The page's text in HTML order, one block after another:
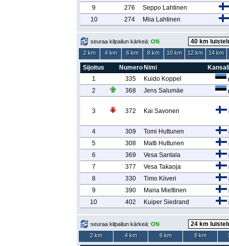
9
276
Seppo Lahtinen
10
274 Miia Lahtinen
seuraa kilpailun kärkeä: ON
2 km
4 km 6 km 8 km 10 km 12 km 14 km
Sijoitus Numero Nimi
1
335 Kuido Koppel
2 368 Jens Salumäe
3 372 Kai Savonen
4 309 Tomi Huttunen
5 308 Matti Huttunen
6 369 Vesa Santala
7 377 Vesa Takaoja
8 330 Timo Kiiveri
9 390 Maria Miettinen
10 402 Kuiper Siedrand
seuraa kilpailun kärkeä: ON
2 km
4 km 6 km 8 km